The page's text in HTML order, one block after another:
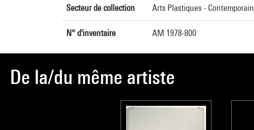
Secteur de collection Arts Plastiques - Contemporain
N° d'inventaire AM 1978-800
De la/du même artiste